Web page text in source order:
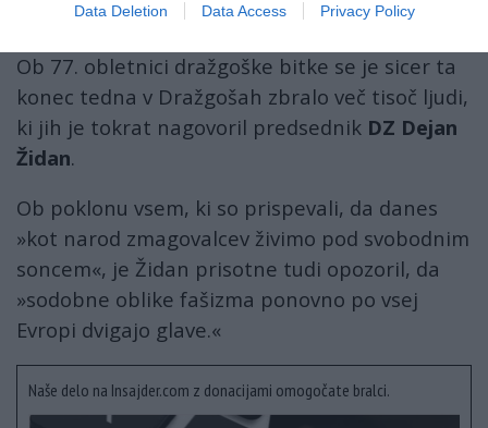
Data Deletion Data Access Privacy Policy
Metoda Trobca,« mu je odgovoril drugi.
Ob 77. obletnici dražgoške bitke se je sicer ta
konec tedna v Dražgošah zbralo več tisoč ljudi,
ki jih je tokrat nagovoril predsednik DZ Dejan
Židan.
Ob poklonu vsem, ki so prispevali, da danes
»kot narod zmagovalcev živimo pod svobodnim
soncem«, je Židan prisotne tudi opozoril, da
»sodobne oblike fašizma ponovno po vsej
Evropi dvigajo glave.«
Naše delo na Insajder.com z donacijami omogočate bralci.